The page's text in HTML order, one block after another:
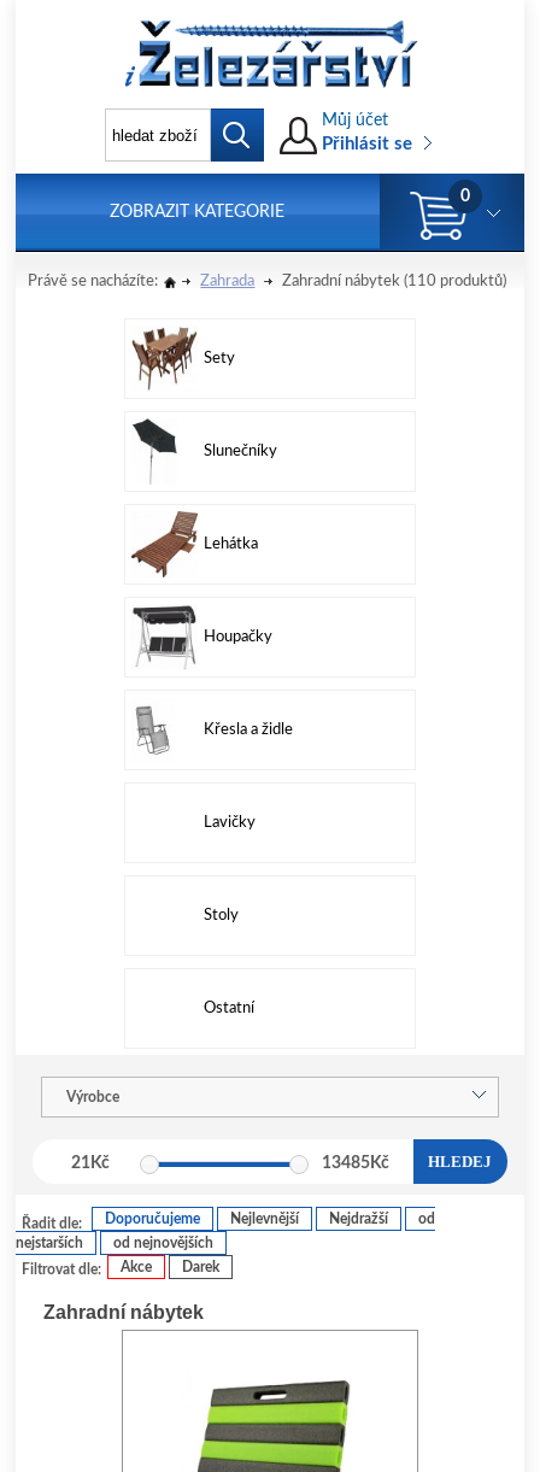
Můj účet
Přihlásit se
ZOBRAZIT KATEGORIE
0
Právě se nacházíte: Zahrada Zahradní nábytek (110 produktů)
Sety
Slunečníky
Lehátka
Houpačky
Křesla a židle
Lavičky
Stoly
Ostatní
Výrobce
21Kč 13485 Kč HLEDEJ
Filtrovat dle: Akce Darek
Řadit dle: Doporučujeme Nejlevnější Nejdražší
od
nejstarších
od nejnovějších
Zahradní nábytek